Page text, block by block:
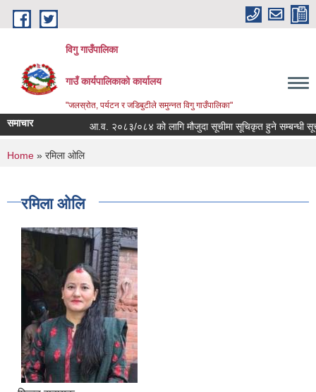
Skip to main content
विगु गाउँपालिका
गाउँ कार्यपालिकाको कार्यालय
"जलस्रोत, पर्यटन र जडिबुटीले समुन्नत विगु गाउँपालिका"
समाचार आ.व. २०८३/०८४ को लागि मौजुदा सूचीमा सूचिकृत हुने सम्बन्धी सूचना
You are here
Home » रमिला ओलि
रमिला ओलि